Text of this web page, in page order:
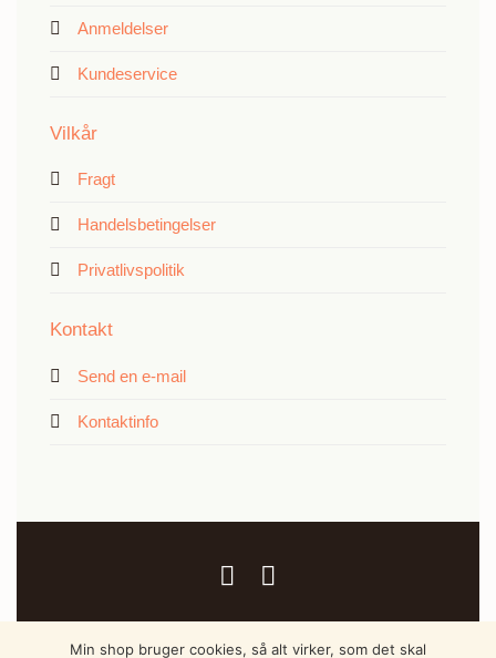
Anmeldelser
Kundeservice
Vilkår
Fragt
Handelsbetingelser
Privatlivspolitik
Kontakt
Send en e-mail
Kontaktinfo
Min shop bruger cookies, så alt virker, som det skal